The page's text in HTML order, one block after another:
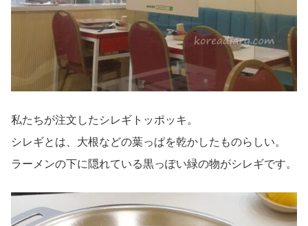
私たちが注文したシレギトッポッキ。
シレギとは、大根などの葉っぱを乾かしたものらしい。
ラーメンの下に隠れている黒っぽい緑の物がシレギです。